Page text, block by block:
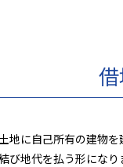
地に自己所有の建物
び地代を払う形になり